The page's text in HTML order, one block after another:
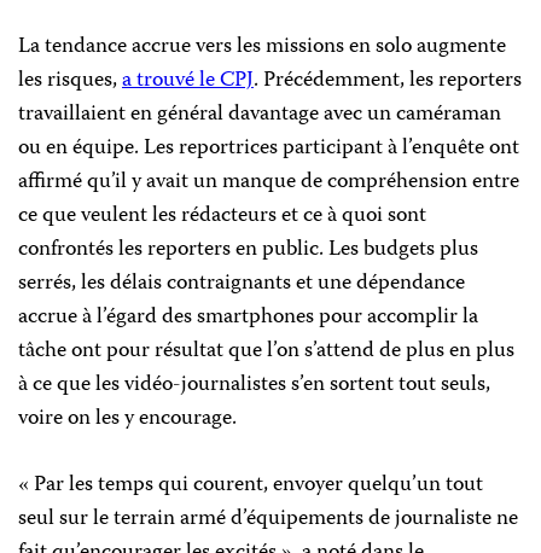
La tendance accrue vers les missions en solo augmente
les risques,a trouvé le CPJ. Précédemment, les reporters
travaillaient en général davantage avec un caméraman
ou en équipe. Les reportrices participant à l’enquête ont
affirmé qu’il y avait un manque de compréhension entre
ce que veulent les rédacteurs et ce à quoi sont
confrontés les reporters en public. Les budgets plus
serrés, les délais contraignants et une dépendance
accrue à l’égard des smartphones pour accomplir la
tâche ont pour résultat que l’on s’attend de plus en plus
à ce que les vidéo-journalistes s’en sortent tout seuls,
voire on les y encourage.
« Par les temps qui courent, envoyer quelqu’un tout
seul sur le terrain armé d’équipements de journaliste ne